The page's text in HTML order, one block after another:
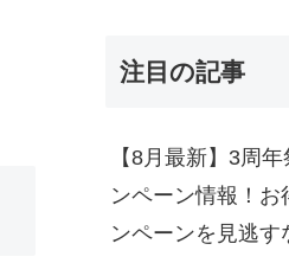
注目の記事
【8月最新】3周
ンペーン情報！お
ンペーンを見逃す